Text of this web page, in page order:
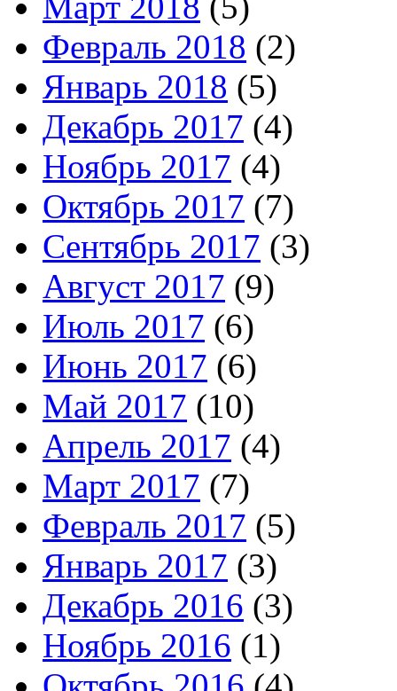
Февраль 2018 (2)
Январь 2018 (5)
Декабрь 2017 (4)
Ноябрь 2017 (4)
Октябрь 2017 (7)
Сентябрь 2017 (3)
Август 2017 (9)
Июль 2017 (6)
Июнь 2017 (6)
Май 2017 (10)
Апрель 2017 (4)
Март 2017 (7)
Февраль 2017 (5)
Январь 2017 (3)
Декабрь 2016 (3)
Ноябрь 2016 (1)